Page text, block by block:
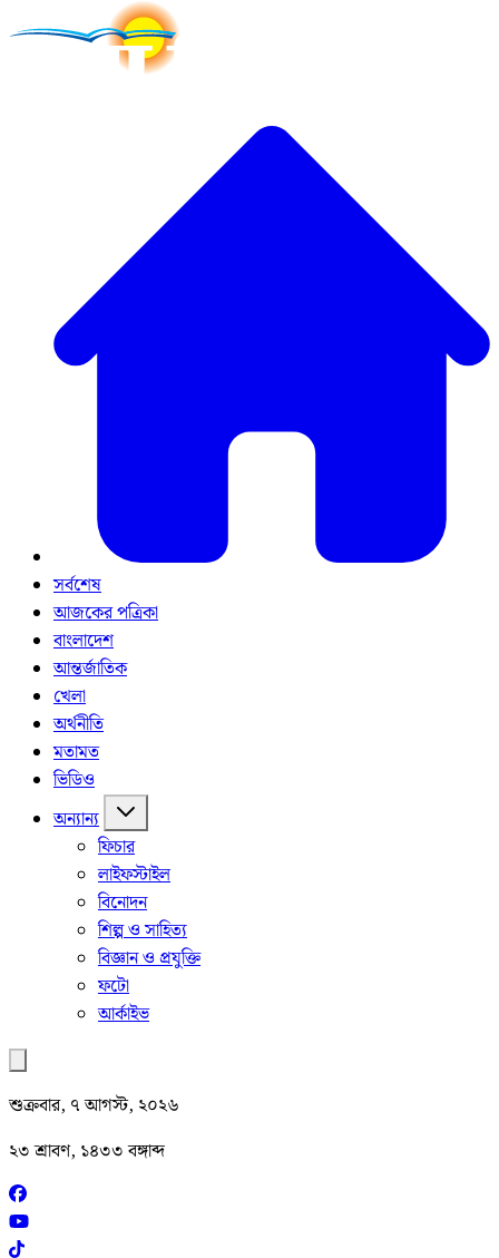
সর্বশেষ
আজকের পত্রিকা
বাংলাদেশ
আন্তর্জাতিক
খেলা
অর্থনীতি
মতামত
ভিডিও
অন্যান্য
ফিচার
লাইফস্টাইল
বিনোদন
শিল্প ও সাহিত্য
বিজ্ঞান ও প্রযুক্তি
ফটো
আর্কাইভ
শুক্রবার, ৭ আগস্ট, ২০২৬
২৩ শ্রাবণ, ১৪৩৩ বঙ্গাব্দ